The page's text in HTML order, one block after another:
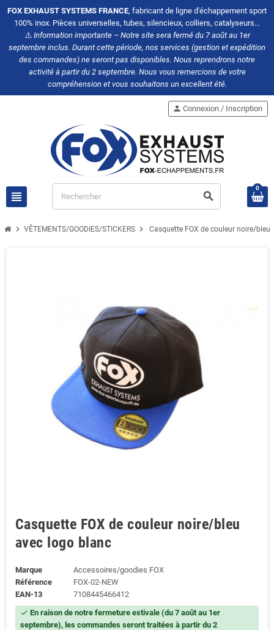
FOX EXHAUST SYSTEMS FRANCE, fabricant de ligne d'échappement sport
100% inox. Pièces universelles, tubes, silencieux, colliers, catalyseurs...
⚠️Information importante – Notre site sera fermé du 7 août au 1er
septembre inclus. Durant cette période, nos services (gestion et expédition
des commandes) ne seront pas disponibles. Nous reprendrons notre
activité à partir du 2 septembre. Nous vous remercions de votre
compréhension et vous souhaitons un excellent été.
view_headline search
person Connexion / Inscription
0
chevron_right VÊTEMENTS/GOODIES/STICKERS chevron_right Casquette FOX de couleur noire/bleu
Casquette FOX de couleur noire/bleu
avec logo blanc
Marque
Accessoires/goodies FOX
Référence
FOX-02-NEW
EAN-13
7108445466412
check En raison de notre fermeture estivale (du 7 août au 1er
septembre), les commandes seront traitées à partir du 2